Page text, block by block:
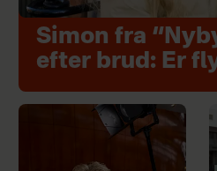
Simon fra
efter brud: Er